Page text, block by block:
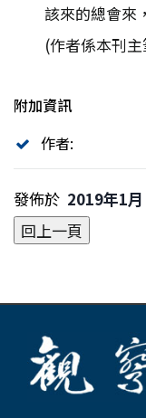
該來的總會來
(作者係本刊
附加資訊
作者:
發佈於 2019年1